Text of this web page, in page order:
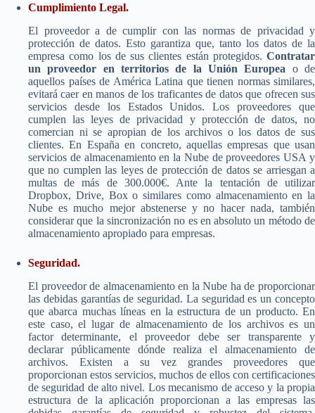
Cumplimiento Legal.
El proveedor a de cumplir con las normas de privacidad y
protección de datos. Esto garantiza que, tanto los datos de la
empresa como los de sus clientes están protegidos. Contratar
un proveedor en territorios de la Unión Europea o de
aquellos países de América Latina que tienen normas similares,
evitará caer en manos de los traficantes de datos que ofrecen sus
servicios desde los Estados Unidos. Los proveedores que
cumplen las leyes de privacidad y protección de datos, no
comercian ni se apropian de los archivos o los datos de sus
clientes. En España en concreto, aquellas empresas que usan
servicios de almacenamiento en la Nube de proveedores USA y
que no cumplen las leyes de protección de datos se arriesgan a
multas de más de 300.000€. Ante la tentación de utilizar
Dropbox, Drive, Box o similares como almacenamiento en la
Nube es mucho mejor abstenerse y no hacer nada, también
considerar que la sincronización no es en absoluto un método de
almacenamiento apropiado para empresas.
Seguridad.
El proveedor de almacenamiento en la Nube ha de proporcionar
las debidas garantías de seguridad. La seguridad es un concepto
que abarca muchas líneas en la estructura de un producto. En
este caso, el lugar de almacenamiento de los archivos es un
factor determinante, el proveedor debe ser transparente y
declarar públicamente dónde realiza el almacenamiento de
archivos. Existen a su vez grandes proveedores que
proporcionan estos servicios, muchos de ellos con certificaciones
de seguridad de alto nivel. Los mecanismo de acceso y la propia
estructura de la aplicación proporcionan a las empresas las